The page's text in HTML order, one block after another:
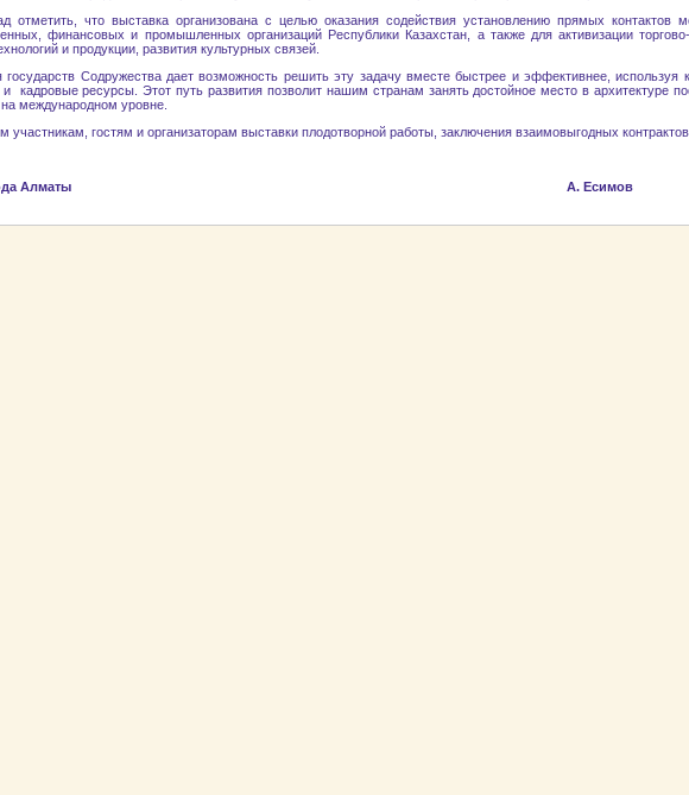
что выставка организована с целью оказания содействия установлению прямых контактов
финансовых и промышленных организаций Республики Казахстан, а также для активизации
и продукции, развития культурных связей.
государств Содружества дает возможность решить эту задачу вместе быстрее и эффективнее,
кадровые ресурсы. Этот путь развития позволит нашим странам занять достойное место в архитектуре
международном уровне.
участникам, гостям и организаторам выставки плодотворной работы, заключения взаимовыгодных
Алматы А. Есимов